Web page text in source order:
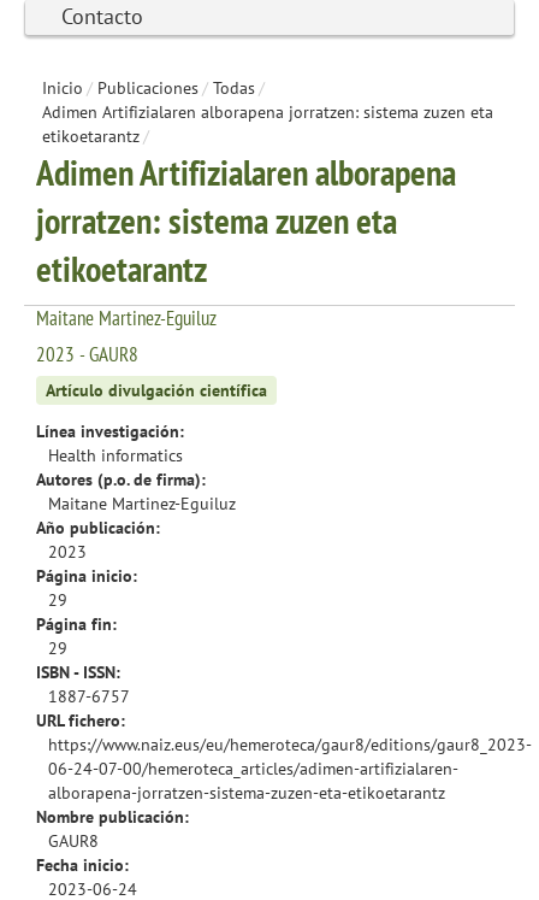
Contacto
Inicio / Publicaciones/ Todas/
Adimen Artifizialaren alborapena jorratzen: sistema zuzen eta
etikoetarantz/
Adimen Artifizialaren alborapena
jorratzen: sistema zuzen eta
etikoetarantz
Maitane Martinez-Eguiluz
2023 - GAUR8
Artículo divulgación científica
Línea investigación:
Health informatics
Autores (p.o. de firma):
Maitane Martinez-Eguiluz
Año publicación:
2023
Página inicio:
29
Página fin:
29
ISBN - ISSN:
1887-6757
URL fichero:
https://www.naiz.eus/eu/hemeroteca/gaur8/editions/gaur8_2023-
06-24-07-00/hemeroteca_articles/adimen-artifizialaren-
alborapena-jorratzen-sistema-zuzen-eta-etikoetarantz
Nombre publicación:
GAUR8
Fecha inicio:
2023-06-24